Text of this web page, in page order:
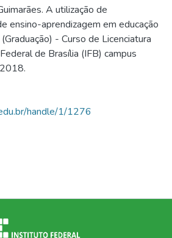
A utilização de
ensino-aprendizagem em educação
- Curso de Licenciatura
de Brasília (IFB) campus
handle/1/1276